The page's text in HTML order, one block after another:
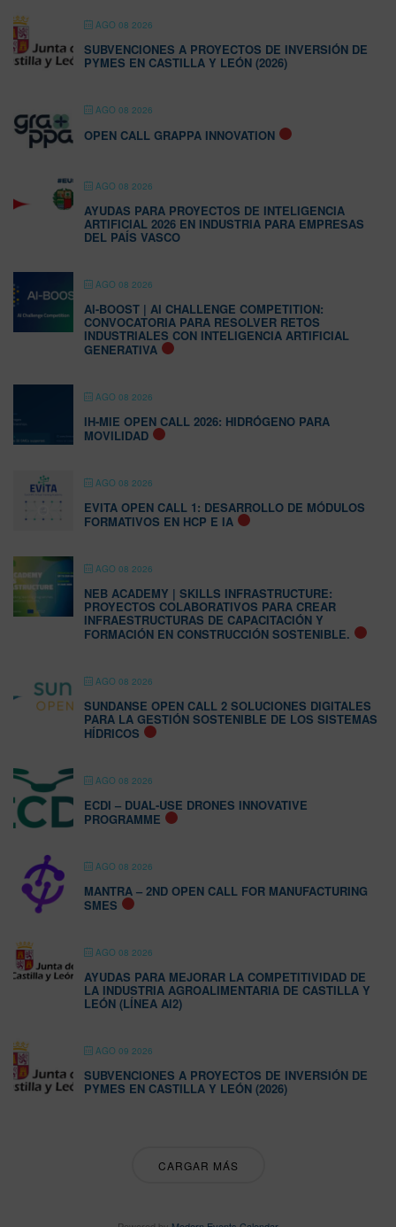
AGO 08 2026
SUBVENCIONES A PROYECTOS DE INVERSIÓN DE
PYMES EN CASTILLA Y LEÓN (2026)
AGO 08 2026
OPEN CALL GRAPPA INNOVATION
AGO 08 2026
AYUDAS PARA PROYECTOS DE INTELIGENCIA
ARTIFICIAL 2026 EN INDUSTRIA PARA EMPRESAS
DEL PAÍS VASCO
AGO 08 2026
AI-BOOST | AI CHALLENGE COMPETITION:
CONVOCATORIA PARA RESOLVER RETOS
INDUSTRIALES CON INTELIGENCIA ARTIFICIAL
GENERATIVA
AGO 08 2026
IH-MIE OPEN CALL 2026: HIDRÓGENO PARA
MOVILIDAD
AGO 08 2026
EVITA OPEN CALL 1: DESARROLLO DE MÓDULOS
FORMATIVOS EN HCP E IA
AGO 08 2026
NEB ACADEMY | SKILLS INFRASTRUCTURE:
PROYECTOS COLABORATIVOS PARA CREAR
INFRAESTRUCTURAS DE CAPACITACIÓN Y
FORMACIÓN EN CONSTRUCCIÓN SOSTENIBLE.
AGO 08 2026
SUNDANSE OPEN CALL 2 SOLUCIONES DIGITALES
PARA LA GESTIÓN SOSTENIBLE DE LOS SISTEMAS
HÍDRICOS
AGO 08 2026
ECDI – DUAL-USE DRONES INNOVATIVE
PROGRAMME
AGO 08 2026
MANTRA – 2ND OPEN CALL FOR MANUFACTURING
SMES
AGO 08 2026
AYUDAS PARA MEJORAR LA COMPETITIVIDAD DE
LA INDUSTRIA AGROALIMENTARIA DE CASTILLA Y
LEÓN (LÍNEA AI2)
AGO 09 2026
SUBVENCIONES A PROYECTOS DE INVERSIÓN DE
PYMES EN CASTILLA Y LEÓN (2026)
CARGAR MÁS